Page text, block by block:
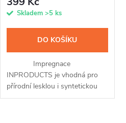
Skladem >5 ks
DO KOŠÍKU
Impregnace
INPRODUCTS je vhodná pro
přírodní lesklou i syntetickou
kůži a přináší v sobě hned tři